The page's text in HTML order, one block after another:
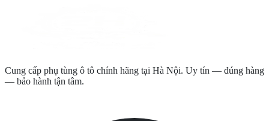
Cung cấp phụ tùng ô tô chính hãng tại Hà Nội. Uy tín — đúng hàng
— bảo hành tận tâm.